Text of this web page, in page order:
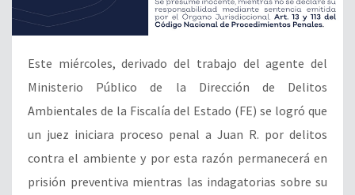
Este miércoles, derivado del trabajo del agente del
Ministerio Público de la Dirección de Delitos
Ambientales de la Fiscalía del Estado (FE) se logró que
un juez iniciara proceso penal a Juan R. por delitos
contra el ambiente y por esta razón permanecerá en
prisión preventiva mientras las indagatorias sobre su